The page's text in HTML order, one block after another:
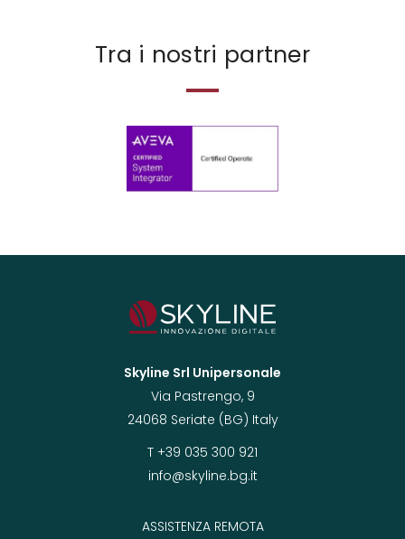
Tra i nostri partner
Skyline Srl Unipersonale
Via Pastrengo, 9
24068 Seriate (BG) Italy
T +39 035 300 921
info@skyline.bg.it
ASSISTENZA REMOTA